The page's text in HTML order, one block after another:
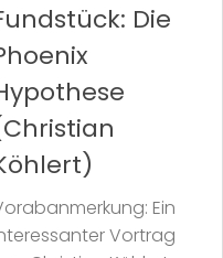
Die
Ein
Vortrag